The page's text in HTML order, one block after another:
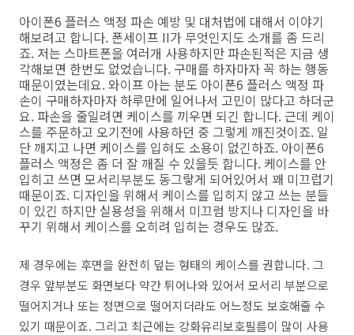
아이폰6 플러스 액정 파손 예방 및 대처법에 대해서 이야기
해보려고 합니다. 폰세이프 II가 무엇인지도 소개를 좀 드리
죠. 저는 스마트폰을 여러개 사용하지만 파손된적은 지금 생
각해보면 한번도 없었습니다. 구매를 하자마자 꼭 하는 행동
때문이였는데요. 와이프 아는 분도 아이폰6 플러스 액정 파
손이 구매하자마자 하루만에 일어나서 고민이 많다고 하더군
요. 파손을 줄일려면 케이스를 끼우면 되긴 합니다. 근데 케이
스를 주문하고 오기전에 사용하던 중 그렇게 깨진것이죠. 일
단 깨지고 나면 케이스를 입혀도 소용이 없긴하죠. 아이폰6
플러스 액정은 좀 더 잘 깨질 수 있을듯 합니다. 케이스를 안
입히고 쓰면 모서리부분도 동그랗게 되어있어서 꽤 미끄럽기
때문이죠. 디자인을 위해서 케이스를 입히지 않고 쓰는 분들
이 있긴 하지만 실용성을 위해서 미끄럼 방지나 디자인을 바
꾸기 위해서 케이스를 오히려 입히는 경우도 많죠.
제 경우에는 후면을 완전히 덮는 형태의 케이스를 권합니다. 그
경우 앞부분도 화면보다 약간 튀어나와 있어서 모서리 부분으로
떨어지거나 또는 정면으로 떨어지더라도 어느정도 보호해줄 수
있기 때문이죠. 그리고 최근에는 강화유리보호필름이 많이 사용